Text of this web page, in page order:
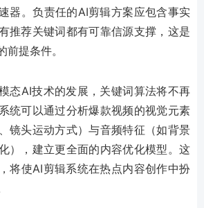
器。负责任的AI剪辑方案应包含事实
推荐关键词都有可靠信源支撑，这是
提条件。
态AI技术的发展，关键词算法将不再
统可以通过分析爆款视频的视觉元素
镜头运动方式）与音频特征（如背景
），建立更全面的内容优化模型。这
将使AI剪辑系统在热点内容创作中扮